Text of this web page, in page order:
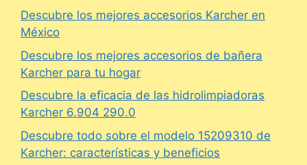
Descubre los mejores accesorios Karcher en
México
Descubre los mejores accesorios de bañera
Karcher para tu hogar
Descubre la eficacia de las hidrolimpiadoras
Karcher 6.904 290.0
Descubre todo sobre el modelo 15209310 de
Karcher: características y beneficios